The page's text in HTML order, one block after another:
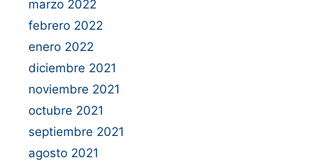
marzo 2022
febrero 2022
enero 2022
diciembre 2021
noviembre 2021
octubre 2021
septiembre 2021
agosto 2021